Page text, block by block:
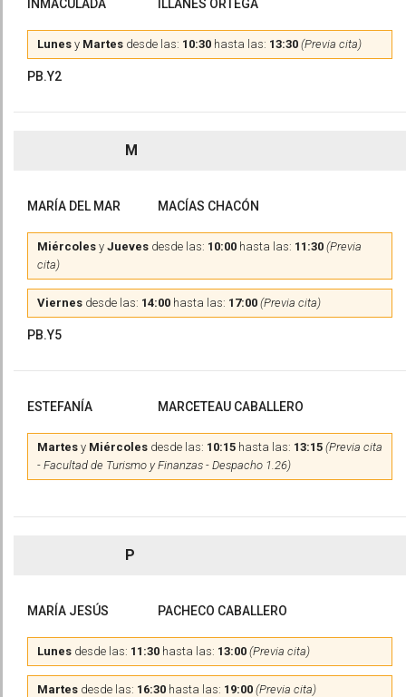
INMACULADA ILLANES ORTEGA
Lunes y Martes desde las: 10:30 hasta las: 13:30 (Previa cita)
PB.Y2
M
MARÍA DEL MAR MACÍAS CHACÓN
Miércoles y Jueves desde las: 10:00 hasta las: 11:30 (Previa
cita)
Viernes desde las: 14:00 hasta las: 17:00 (Previa cita)
PB.Y5
ESTEFANÍA MARCETEAU CABALLERO
Martes y Miércoles desde las: 10:15 hasta las: 13:15 (Previa cita
- Facultad de Turismo y Finanzas - Despacho 1.26)
P
MARÍA JESÚS PACHECO CABALLERO
Lunes desde las: 11:30 hasta las: 13:00 (Previa cita)
Martes desde las: 16:30 hasta las: 19:00 (Previa cita)